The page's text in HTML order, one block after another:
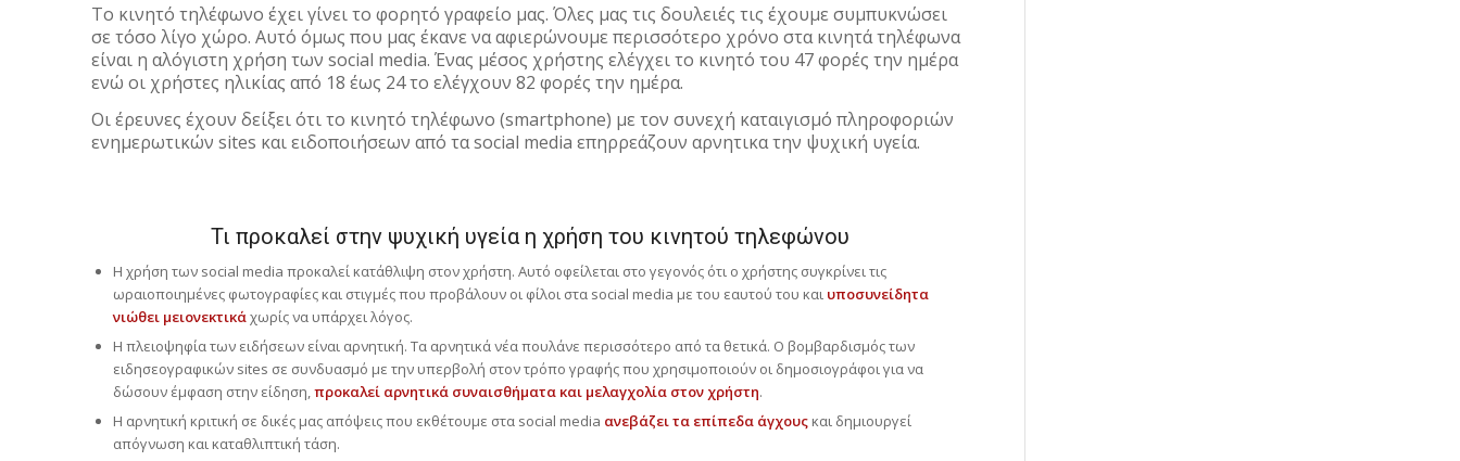
Το κινητό τηλέφωνο έχει γίνει το φορητό γραφείο μας. Όλες μας τις δουλειές τις έχουμε συμπυκνώσει
σε τόσο λίγο χώρο. Αυτό όμως που μας έκανε να αφιερώνουμε περισσότερο χρόνο στα κινητά τηλέφωνα
είναι η αλόγιστη χρήση των social media. Ένας μέσος χρήστης ελέγχει το κινητό του 47 φορές την ημέρα
ενώ οι χρήστες ηλικίας από 18 έως 24 το ελέγχουν 82 φορές την ημέρα.
Οι έρευνες έχουν δείξει ότι το κινητό τηλέφωνο (smartphone) με τον συνεχή καταιγισμό πληροφοριών
ενημερωτικών sites και ειδοποιήσεων από τα social media επηρρεάζουν αρνητικα την ψυχική υγεία.
Τι προκαλεί στην ψυχική υγεία η χρήση του κινητού τηλεφώνου
H χρήση των social media προκαλεί κατάθλιψη στον χρήστη. Αυτό οφείλεται στο γεγονός ότι ο χρήστης συγκρίνει τις
ωραιοποιημένες φωτογραφίες και στιγμές που προβάλουν οι φίλοι στα social media με του εαυτού του και υποσυνείδητα
νιώθει μειονεκτικάχωρίς να υπάρχει λόγος.
Η πλειοψηφία των ειδήσεων είναι αρνητική. Τα αρνητικά νέα πουλάνε περισσότερο από τα θετικά. Ο βομβαρδισμός των
ειδησεογραφικών sites σε συνδυασμό με την υπερβολή στον τρόπο γραφής που χρησιμοποιούν οι δημοσιογράφοι για να
δώσουν έμφαση στην είδηση,προκαλεί αρνητικά συναισθήματα και μελαγχολία στον χρήστη.
Η αρνητική κριτική σε δικές μας απόψεις που εκθέτουμε στα social media ανεβάζει τα επίπεδα άγχουςκαι δημιουργεί
απόγνωση και καταθλιπτική τάση.